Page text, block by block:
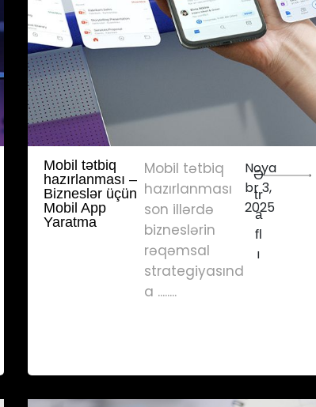
Mobil tətbiq
hazırlanması –
Bizneslər üçün
Mobil App
Yaratma
Mobil tətbiq
hazırlanması
son illərdə
bizneslərin
rəqəmsal
strategiyasınd
a ........
Noya
br 3,
2025
Ə
tr
a
fl
ı